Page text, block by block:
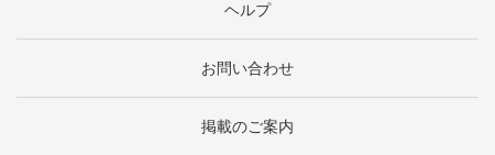
ヘルプ
お問い合わせ
掲載のご案内